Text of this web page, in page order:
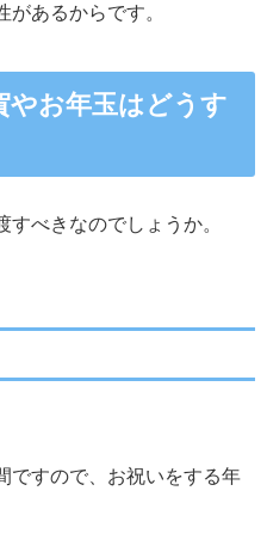
あるからです。
やお年玉はどうす
べきなのでしょうか。
ですので、お祝いをする年